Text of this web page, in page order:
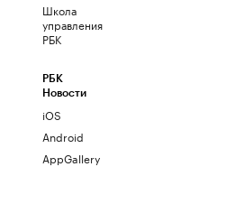
Школа
управления
РБК
РБК
Новости
iOS
Android
AppGallery